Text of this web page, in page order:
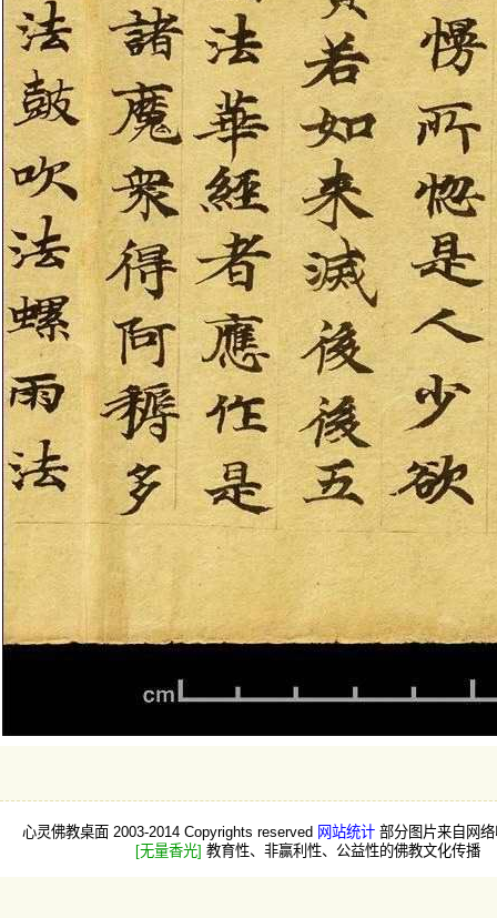
心灵佛教桌面 2003-2014 Copyrights reserved 网站统计 部分图片来自网
[无量香光] 教育性、非赢利性、公益性的佛教文化传